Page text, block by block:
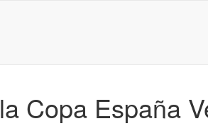
Copa España